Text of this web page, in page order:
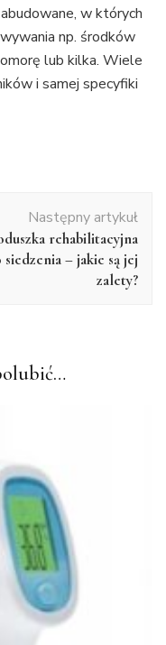
w których
np. środków
lub kilka. Wiele
i samej specyfiki
Następny artykuł
rehabilitacyjna
siedzenia – jakie są jej
zalety?